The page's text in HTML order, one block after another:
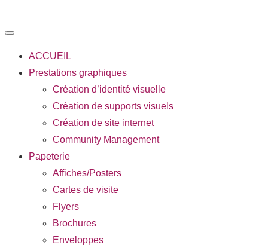
ACCUEIL
Prestations graphiques
Création d’identité visuelle
Création de supports visuels
Création de site internet
Community Management
Papeterie
Affiches/Posters
Cartes de visite
Flyers
Brochures
Enveloppes